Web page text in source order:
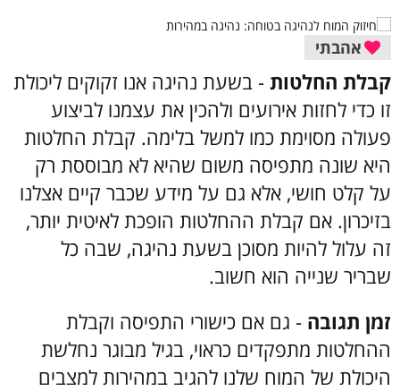
אהבתי
קבלת החלטות- בשעת נהיגה אנו זקוקים ליכולת
זו כדי לחזות אירועים ולהכין את עצמנו לביצוע
פעולה מסוימת כמו למשל בלימה. קבלת החלטות
היא שונה מתפיסה משום שהיא לא מבוססת רק
על קלט חושי, אלא גם על מידע שכבר קיים אצלנו
בזיכרון. אם קבלת ההחלטות הופכת לאיטית יותר,
זה עלול להיות מסוכן בשעת נהיגה, שבה כל
שבריר שנייה הוא חשוב.
זמן תגובה - גם אם כישורי התפיסה וקבלת
ההחלטות מתפקדים כראוי, בגיל מבוגר נחלשת
היכולת של המוח שלנו להגיב במהירות למצבים